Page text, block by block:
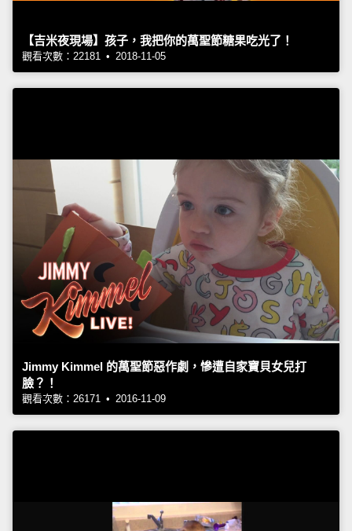
【吉米夜現場】孩子，我把你的萬聖節糖果吃光了！
觀看次數：22181 • 2018-11-05
Jimmy Kimmel 的萬聖節惡作劇，慘遭自家寶貝女兒打
臉？！
觀看次數：26171 • 2016-11-09